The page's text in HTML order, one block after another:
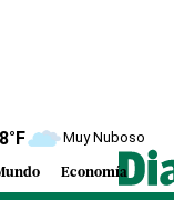
°F Muy Nuboso
Economía